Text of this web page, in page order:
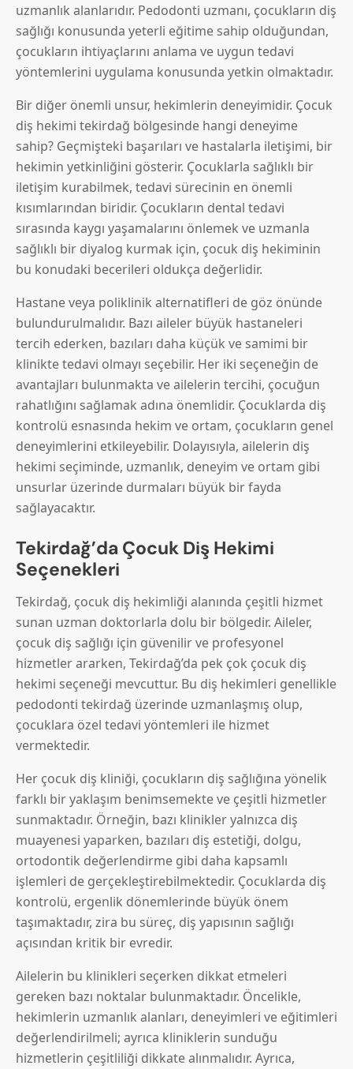
uzmanlık alanlarıdır. Pedodonti uzmanı, çocukların diş
sağlığı konusunda yeterli eğitime sahip olduğundan,
çocukların ihtiyaçlarını anlama ve uygun tedavi
yöntemlerini uygulama konusunda yetkin olmaktadır.
Bir diğer önemli unsur, hekimlerin deneyimidir. Çocuk
diş hekimi tekirdağ bölgesinde hangi deneyime
sahip? Geçmişteki başarıları ve hastalarla iletişimi, bir
hekimin yetkinliğini gösterir. Çocuklarla sağlıklı bir
iletişim kurabilmek, tedavi sürecinin en önemli
kısımlarından biridir. Çocukların dental tedavi
sırasında kaygı yaşamalarını önlemek ve uzmanla
sağlıklı bir diyalog kurmak için, çocuk diş hekiminin
bu konudaki becerileri oldukça değerlidir.
Hastane veya poliklinik alternatifleri de göz önünde
bulundurulmalıdır. Bazı aileler büyük hastaneleri
tercih ederken, bazıları daha küçük ve samimi bir
klinikte tedavi olmayı seçebilir. Her iki seçeneğin de
avantajları bulunmakta ve ailelerin tercihi, çocuğun
rahatlığını sağlamak adına önemlidir. Çocuklarda diş
kontrolü esnasında hekim ve ortam, çocukların genel
deneyimlerini etkileyebilir. Dolayısıyla, ailelerin diş
hekimi seçiminde, uzmanlık, deneyim ve ortam gibi
unsurlar üzerinde durmaları büyük bir fayda
sağlayacaktır.
Tekirdağ’da Çocuk Diş Hekimi
Seçenekleri
Tekirdağ, çocuk diş hekimliği alanında çeşitli hizmet
sunan uzman doktorlarla dolu bir bölgedir. Aileler,
çocuk diş sağlığı için güvenilir ve profesyonel
hizmetler ararken, Tekirdağ’da pek çok çocuk diş
hekimi seçeneği mevcuttur. Bu diş hekimleri genellikle
pedodonti tekirdağ üzerinde uzmanlaşmış olup,
çocuklara özel tedavi yöntemleri ile hizmet
vermektedir.
Her çocuk diş kliniği, çocukların diş sağlığına yönelik
farklı bir yaklaşım benimsemekte ve çeşitli hizmetler
sunmaktadır. Örneğin, bazı klinikler yalnızca diş
muayenesi yaparken, bazıları diş estetiği, dolgu,
ortodontik değerlendirme gibi daha kapsamlı
işlemleri de gerçekleştirebilmektedir. Çocuklarda diş
kontrolü, ergenlik dönemlerinde büyük önem
taşımaktadır, zira bu süreç, diş yapısının sağlığı
açısından kritik bir evredir.
Ailelerin bu klinikleri seçerken dikkat etmeleri
gereken bazı noktalar bulunmaktadır. Öncelikle,
hekimlerin uzmanlık alanları, deneyimleri ve eğitimleri
değerlendirilmeli; ayrıca kliniklerin sunduğu
hizmetlerin çeşitliliği dikkate alınmalıdır. Ayrıca,